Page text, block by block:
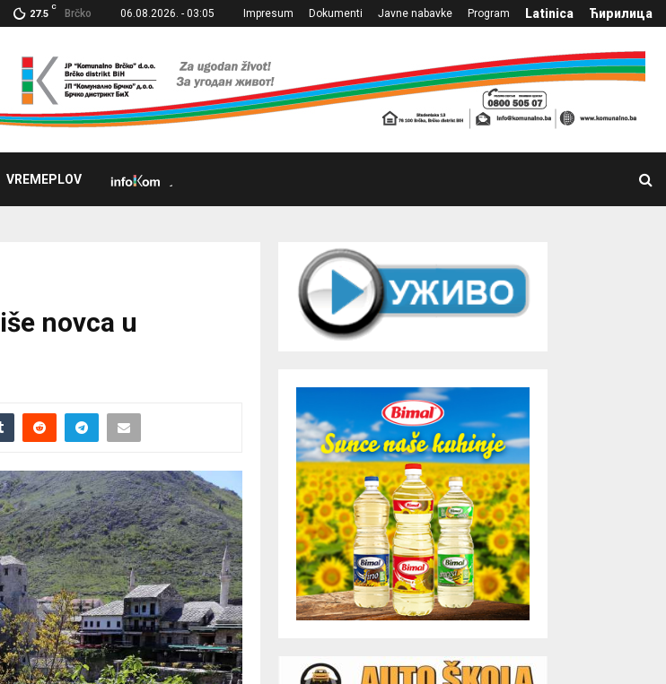
27.5
C
Brčko 06.08.2026. - 03:05 Impresum Dokumenti Javne nabavke Program Latinica Ћирилица
VREMEPLOV
novca u